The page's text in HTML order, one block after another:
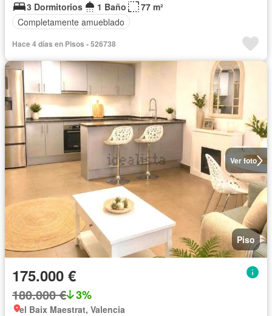
3 Dormitorios
1 Baño
77 m²
Completamente amueblado
Hace 4 días en Pisos - 526738
Ver foto
Piso
175.000 €
180.000 € 3%
el Baix Maestrat, Valencia